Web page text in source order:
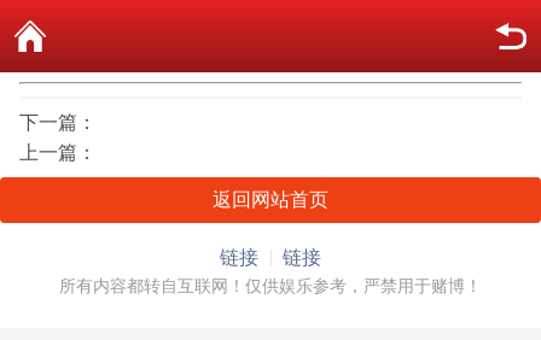
下一篇：
上一篇：
返回网站首页
链接 链接
所有内容都转自互联网！仅供娱乐参考，严禁用于赌博！